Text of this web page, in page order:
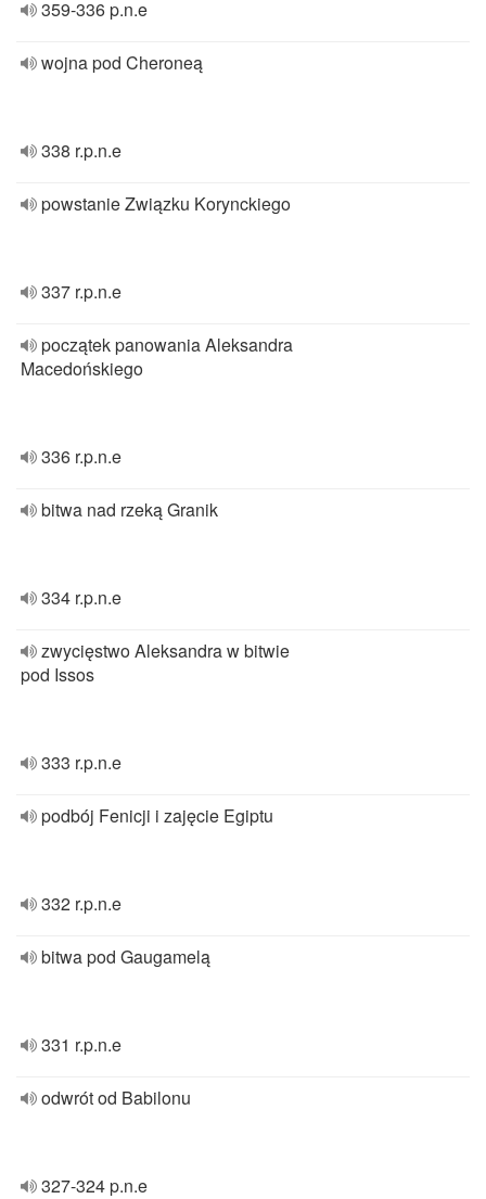
359-336 p.n.e
wojna pod Cheroneą
338 r.p.n.e
powstanie Związku Korynckiego
337 r.p.n.e
początek panowania Aleksandra
Macedońskiego
336 r.p.n.e
bitwa nad rzeką Granik
334 r.p.n.e
zwycięstwo Aleksandra w bitwie
pod Issos
333 r.p.n.e
podbój Fenicji i zajęcie Egiptu
332 r.p.n.e
bitwa pod Gaugamelą
331 r.p.n.e
odwrót od Babilonu
327-324 p.n.e